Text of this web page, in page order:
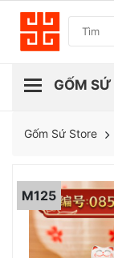
Gốm Sứ Store
M125